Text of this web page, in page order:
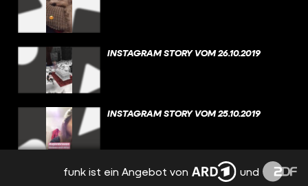
INSTAGRAM STORY VOM 26.10.2019
INSTAGRAM STORY VOM 25.10.2019
INSTAGRAM STORY VOM 23.10.2019
funk ist ein Angebot von und